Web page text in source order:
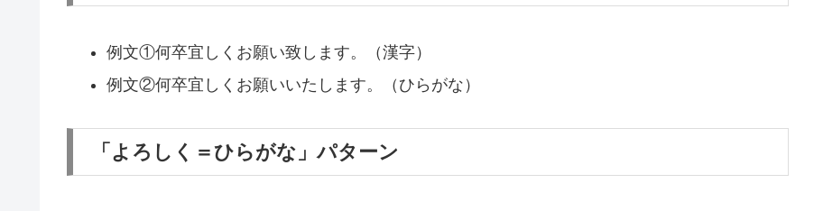
例文①何卒宜しくお願い致します。（漢字）
例文②何卒宜しくお願いいたします。（ひらがな）
「よろしく＝ひらがな」パターン